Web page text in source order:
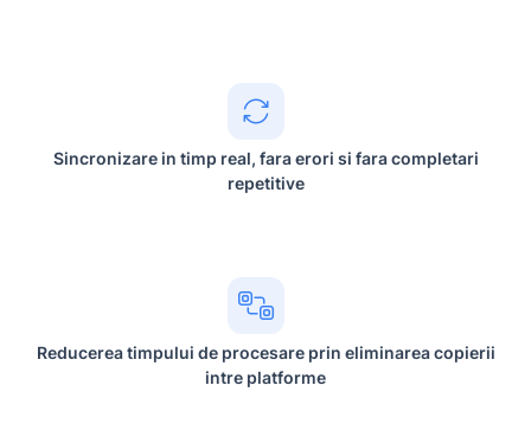
Sincronizare in timp real, fara erori si fara completari
repetitive
Reducerea timpului de procesare prin eliminarea copierii
intre platforme